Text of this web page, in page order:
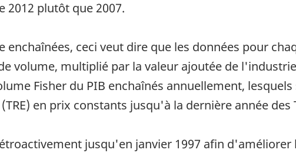
2012 plutôt que 2007.
enchaînées, ceci veut dire que les données pour
volume, multiplié par la valeur ajoutée de
Fisher du PIB enchaînés annuellement,
en prix constants jusqu'à la dernière année des
jusqu'en janvier 1997 afin d'améliorer